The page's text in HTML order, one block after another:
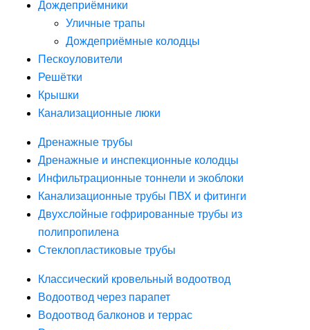
Дождеприёмники
Уличные трапы
Дождеприёмные колодцы
Пескоуловители
Решётки
Крышки
Канализационные люки
Дренажные трубы
Дренажные и инспекционные колодцы
Инфильтрационные тоннели и экоблоки
Канализационные трубы ПВХ и фитинги
Двухслойные гофрированные трубы из
полипропилена
Стеклопластиковые трубы
Классический кровельный водоотвод
Водоотвод через парапет
Водоотвод балконов и террас